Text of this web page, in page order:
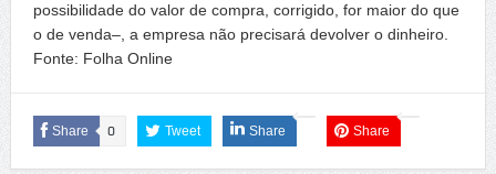
possibilidade do valor de compra, corrigido, for maior do que
o de venda–, a empresa não precisará devolver o dinheiro.
Fonte: Folha Online
Share 0 Tweet Share Share